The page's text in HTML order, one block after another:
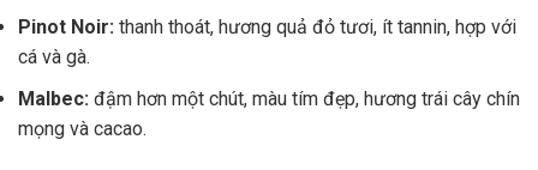
Pinot Noir: thanh thoát, hương quả đỏ tươi, ít tannin, hợp với
cá và gà.
Malbec: đậm hơn một chút, màu tím đẹp, hương trái cây chín
mọng và cacao.